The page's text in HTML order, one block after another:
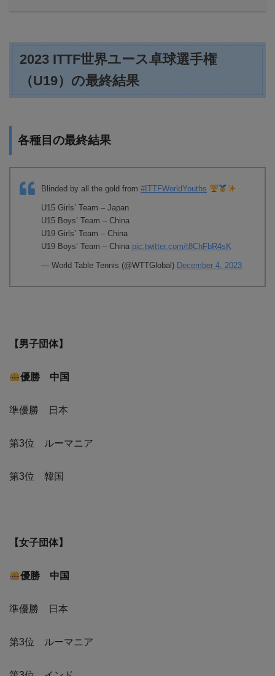
2023 ITTF世界ユース卓球選手権
（U19）の最終結果
各種目の最終結果
Blinded by all the gold from #ITTFWorldYouths
U15 Girls’ Team – Japan
U15 Boys’ Team – China
U19 Girls’ Team – China
U19 Boys’ Team – China pic.twitter.com/t8ChFbR4sK
— World Table Tennis (@WTTGlobal) December 4, 2023
【男子団体】
優勝 中国
準優勝 日本
第3位 ルーマニア
第3位 韓国
【女子団体】
優勝 中国
準優勝 日本
第3位 ルーマニア